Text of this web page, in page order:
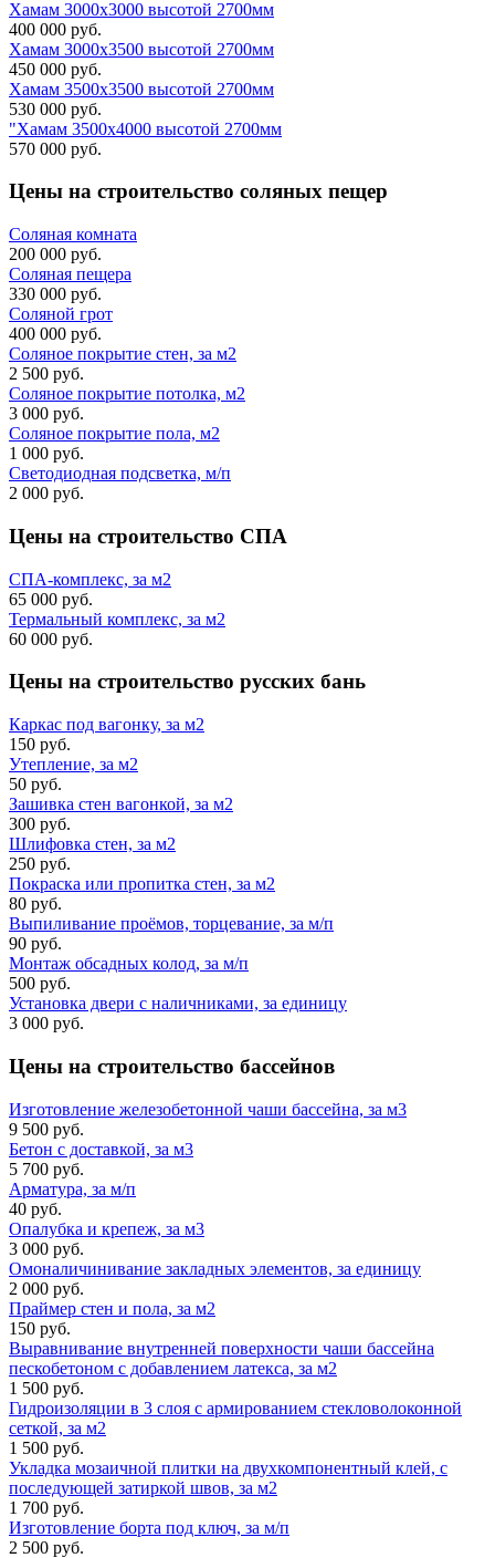
Хамам 3000х3000 высотой 2700мм
400 000 руб.
Хамам 3000х3500 высотой 2700мм
450 000 руб.
Хамам 3500х3500 высотой 2700мм
530 000 руб.
"Хамам 3500х4000 высотой 2700мм
570 000 руб.
Цены на строительство соляных пещер
Соляная комната
200 000 руб.
Соляная пещера
330 000 руб.
Соляной грот
400 000 руб.
Соляное покрытие стен, за м2
2 500 руб.
Соляное покрытие потолка, м2
3 000 руб.
Соляное покрытие пола, м2
1 000 руб.
Светодиодная подсветка, м/п
2 000 руб.
Цены на строительство СПА
СПА-комплекс, за м2
65 000 руб.
Термальный комплекс, за м2
60 000 руб.
Цены на строительство русских бань
Каркас под вагонку, за м2
150 руб.
Утепление, за м2
50 руб.
Зашивка стен вагонкой, за м2
300 руб.
Шлифовка стен, за м2
250 руб.
Покраска или пропитка стен, за м2
80 руб.
Выпиливание проёмов, торцевание, за м/п
90 руб.
Монтаж обсадных колод, за м/п
500 руб.
Установка двери с наличниками, за единицу
3 000 руб.
Цены на строительство бассейнов
Изготовление железобетонной чаши бассейна, за м3
9 500 руб.
Бетон с доставкой, за м3
5 700 руб.
Арматура, за м/п
40 руб.
Опалубка и крепеж, за м3
3 000 руб.
Омоналичинивание закладных элементов, за единицу
2 000 руб.
Праймер стен и пола, за м2
150 руб.
Выравнивание внутренней поверхности чаши бассейна
пескобетоном с добавлением латекса, за м2
1 500 руб.
Гидроизоляции в 3 слоя с армированием стекловолоконной
сеткой, за м2
1 500 руб.
Укладка мозаичной плитки на двухкомпонентный клей, с
последующей затиркой швов, за м2
1 700 руб.
Изготовление борта под ключ, за м/п
2 500 руб.